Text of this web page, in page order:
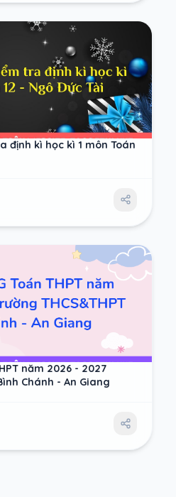
định kì học kì 1 môn Toán
năm 2026 - 2027
Chánh - An Giang